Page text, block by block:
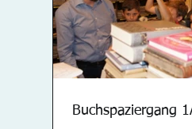
Buchspaziergang